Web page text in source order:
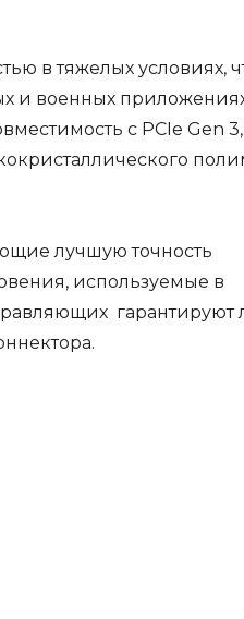
в тяжелых условиях,
и военных
с PCIe Gen 3,
лучшую точность
используемые в
гарантируют